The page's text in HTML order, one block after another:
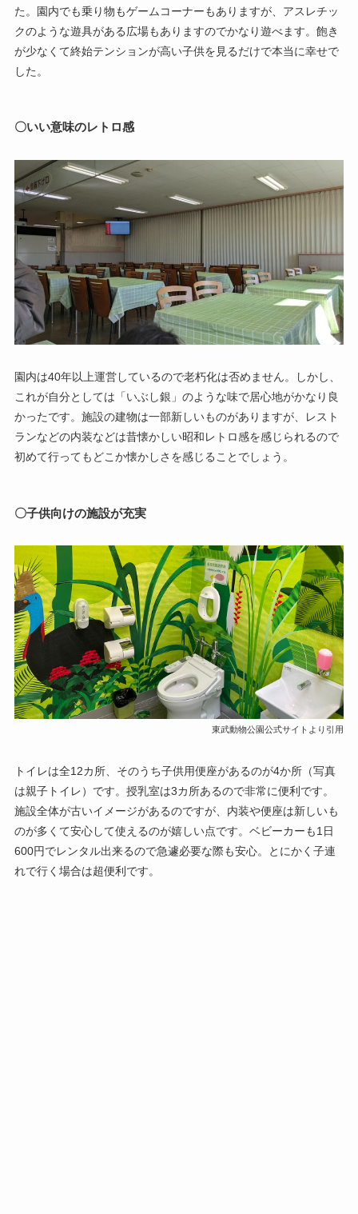
た。園内でも乗り物もゲームコーナーもありますが、アスレチッ
クのような遊具がある広場もありますのでかなり遊べます。飽き
が少なくて終始テンションが高い子供を見るだけで本当に幸せで
した。
〇いい意味のレトロ感
園内は40年以上運営しているので老朽化は否めません。しかし、
これが自分としては「いぶし銀」のような味で居心地がかなり良
かったです。施設の建物は一部新しいものがありますが、レスト
ランなどの内装などは昔懐かしい昭和レトロ感を感じられるので
初めて行ってもどこか懐かしさを感じることでしょう。
〇子供向けの施設が充実
東武動物公園公式サイトより引用
トイレは全12カ所、そのうち子供用便座があるのが4か所（写真
は親子トイレ）です。授乳室は3カ所あるので非常に便利です。
施設全体が古いイメージがあるのですが、内装や便座は新しいも
のが多くて安心して使えるのが嬉しい点です。ベビーカーも1日
600円でレンタル出来るので急遽必要な際も安心。とにかく子連
れで行く場合は超便利です。